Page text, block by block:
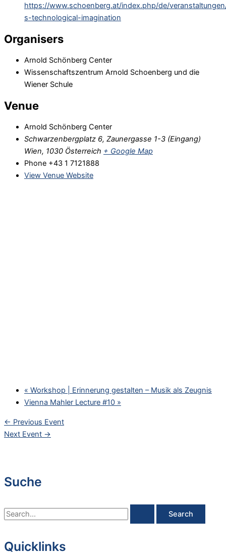
https://www.schoenberg.at/index.php/de/
s-technological-imagination
Organisers
Arnold Schönberg Center
Wissenschaftszentrum Arnold Schoenberg und die
Wiener Schule
Venue
Arnold Schönberg Center
Schwarzenbergplatz 6, Zaunergasse 1-3 (Eingang)
Wien, 1030 Österreich + Google Map
Phone +43 1 7121888
View Venue Website
« Workshop | Erinnerung gestalten – Musik als Zeugnis
Vienna Mahler Lecture #10 »
← Previous Event
Next Event →
Suche
S
a
Quicklinks